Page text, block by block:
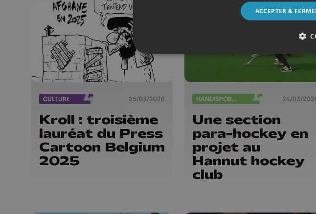
CULTURE 25/03/2026
Kroll : troisième
lauréat du Press
Cartoon Belgium
2025
HANDISPORTS 24/03/
Une section
para-hockey en
projet au
Hannut hockey
club
ACCEPTER &